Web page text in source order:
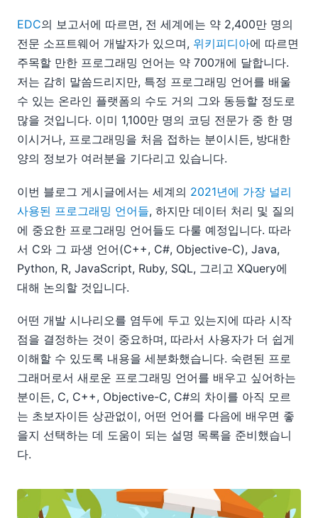
EDC의 보고서에 따르면, 전 세계에는 약 2,400만 명의
전문 소프트웨어 개발자가 있으며, 위키피디아에 따르면
주목할 만한 프로그래밍 언어는 약 700개에 달합니다.
저는 감히 말씀드리지만, 특정 프로그래밍 언어를 배울
수 있는 온라인 플랫폼의 수도 거의 그와 동등할 정도로
많을 것입니다. 이미 1,100만 명의 코딩 전문가 중 한 명
이시거나, 프로그래밍을 처음 접하는 분이시든, 방대한
양의 정보가 여러분을 기다리고 있습니다.
이번 블로그 게시글에서는 세계의 2021년에 가장 널리
사용된 프로그래밍 언어들, 하지만 데이터 처리 및 질의
에 중요한 프로그래밍 언어들도 다룰 예정입니다. 따라
서 C와 그 파생 언어(C++, C#, Objective-C), Java,
Python, R, JavaScript, Ruby, SQL, 그리고 XQuery에
대해 논의할 것입니다.
어떤 개발 시나리오를 염두에 두고 있는지에 따라 시작
점을 결정하는 것이 중요하며, 따라서 사용자가 더 쉽게
이해할 수 있도록 내용을 세분화했습니다. 숙련된 프로
그래머로서 새로운 프로그래밍 언어를 배우고 싶어하는
분이든, C, C++, Objective-C, C#의 차이를 아직 모르
는 초보자이든 상관없이, 어떤 언어를 다음에 배우면 좋
을지 선택하는 데 도움이 되는 설명 목록을 준비했습니
다.